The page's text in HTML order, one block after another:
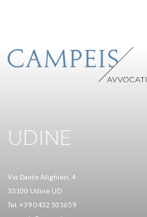
UDINE
Via Dante Alighieri, 4
33100 Udine UD
Tel. +39 0432 501659